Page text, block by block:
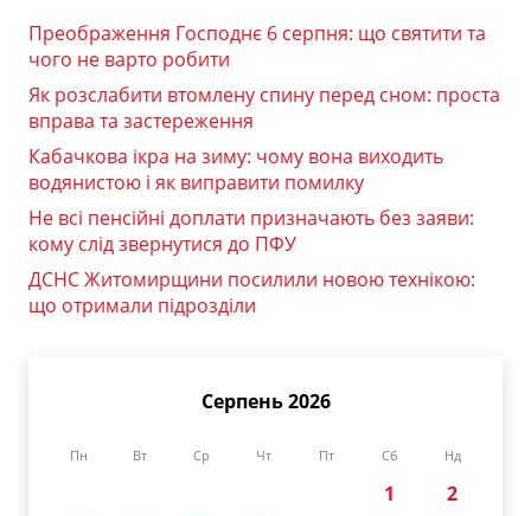
Преображення Господнє 6 серпня: що святити та
чого не варто робити
Як розслабити втомлену спину перед сном: проста
вправа та застереження
Кабачкова ікра на зиму: чому вона виходить
водянистою і як виправити помилку
Не всі пенсійні доплати призначають без заяви:
кому слід звернутися до ПФУ
ДСНС Житомирщини посилили новою технікою:
що отримали підрозділи
Серпень 2026
Пн Вт Ср Чт Пт Сб Нд
1
2